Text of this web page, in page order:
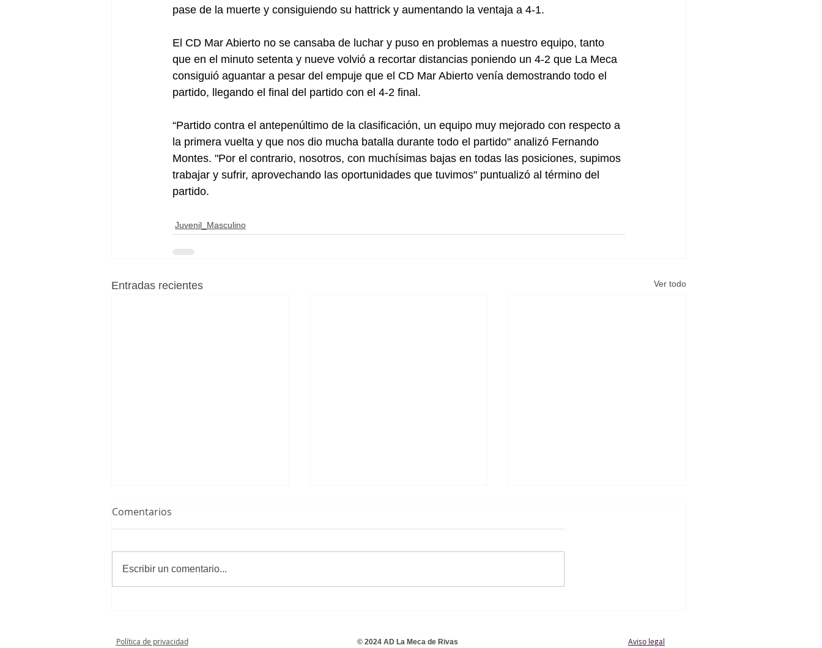
pase de la muerte y consiguiendo su hattrick y aumentando la ventaja a 4-1.
El CD Mar Abierto no se cansaba de luchar y puso en problemas a nuestro equipo, tanto
que en el minuto setenta y nueve volvió a recortar distancias poniendo un 4-2 que La Meca
consiguió aguantar a pesar del empuje que el CD Mar Abierto venía demostrando todo el
partido, llegando el final del partido con el 4-2 final.
“Partido contra el antepenúltimo de la clasificación, un equipo muy mejorado con respecto a
la primera vuelta y que nos dio mucha batalla durante todo el partido" analizó Fernando
Montes. "Por el contrario, nosotros, con muchísimas bajas en todas las posiciones, supimos
trabajar y sufrir, aprovechando las oportunidades que tuvimos" puntualizó al término del
partido.
Juvenil_Masculino
Entradas recientes Ver todo
Primera Juvenil
Comentarios
Escribir un comentario...
Política de privacidad © 2024 AD La Meca de Rivas Aviso legal